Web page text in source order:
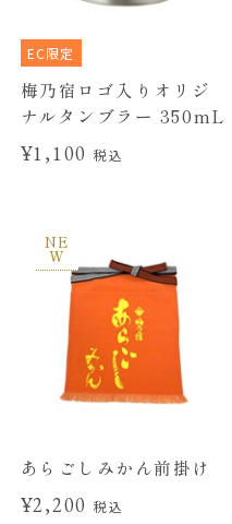
EC限定
梅乃宿ロゴ入りオリジ
ナルタンブラー 350mL
¥1,100税込
NE
W
あらごしみかん前掛け
¥2,200税込